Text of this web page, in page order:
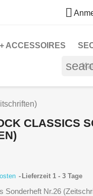

ACCESSOIRES
CLASSICS
Lieferzeit 1 - 3 Tage
Sonderheft Nr.26